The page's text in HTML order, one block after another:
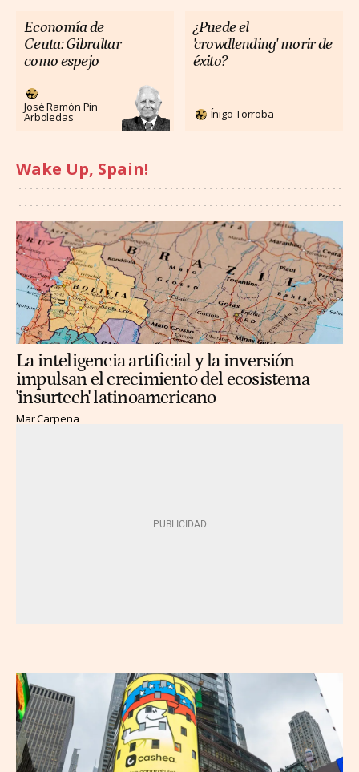
Economía de
Ceuta: Gibraltar
como espejo
José Ramón Pin
Arboledas
¿Puede el
'crowdlending' morir de
éxito?
Íñigo Torroba
Wake Up, Spain!
La inteligencia artificial y la inversión
impulsan el crecimiento del ecosistema
'insurtech' latinoamericano
Mar Carpena